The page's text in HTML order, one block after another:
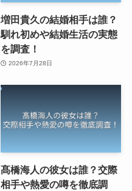
増田貴久の結婚相手は誰？
馴れ初めや結婚生活の実態
を調査！
2026年7月28日
髙橋海人の彼女は誰？交際
相手や熱愛の噂を徹底調